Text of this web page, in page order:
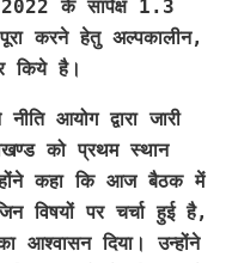
2022 के सापेक्ष 1.3
करने हेतु अल्पकालीन,
किये है।
आयोग द्वारा जारी
को प्रथम स्थान
कहा कि आज बैठक में
विषयों पर चर्चा हुई है,
आश्वासन दिया। उन्होंने